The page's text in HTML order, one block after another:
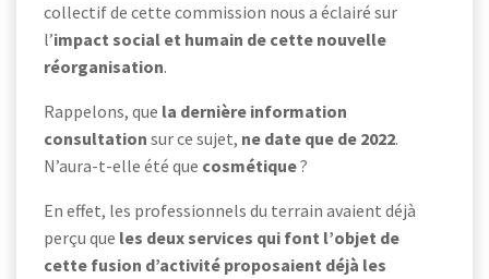
collectif de cette commission nous a éclairé sur
l’impact social et humain de cette nouvelle
réorganisation.
Rappelons, que la dernière information
consultation sur ce sujet, ne date que de 2022.
N’aura-t-elle été que cosmétique?
En effet, les professionnels du terrain avaient déjà
perçu que les deux services qui font l’objet de
cette fusion d’activité proposaient déjà les